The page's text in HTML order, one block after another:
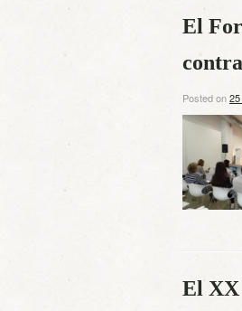
El
Posted on
El XX